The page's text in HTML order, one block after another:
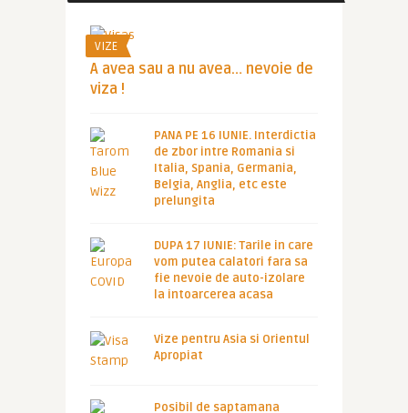
VIZE
A avea sau a nu avea… nevoie de
viza !
PANA PE 16 IUNIE. Interdictia
de zbor intre Romania si
Italia, Spania, Germania,
Belgia, Anglia, etc este
prelungita
DUPA 17 IUNIE: Tarile in care
vom putea calatori fara sa
fie nevoie de auto-izolare
la intoarcerea acasa
Vize pentru Asia si Orientul
Apropiat
Posibil de saptamana